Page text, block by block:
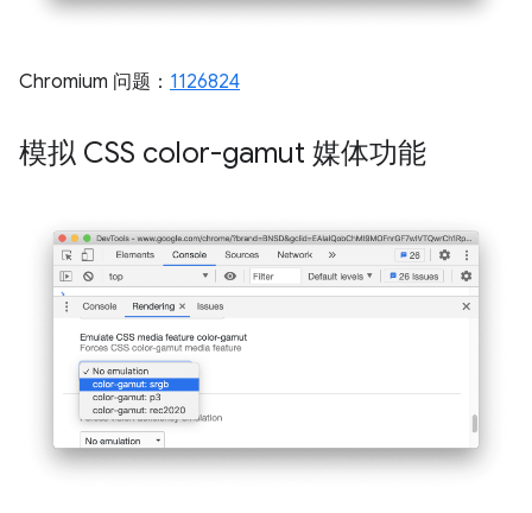
Chromium 问题： 1126824
模拟 CSS color-gamut 媒体功能